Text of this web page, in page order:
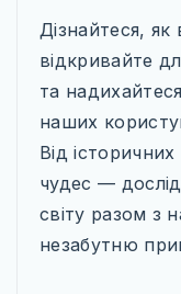
Дізнайтеся, як
відкривайте
та
наших
Від
чудес —
світу разом з
незабутню